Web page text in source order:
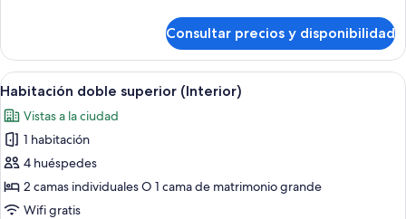
doble
(Interior)
Consultar precios y disponibilidad
Abrir
todas
las
fotos
de
Habitación
doble
Un dormitorio con una cama
7
Habitación doble superior (Interior)
Vistas a la ciudad
1 habitación
4 huéspedes
2 camas individuales O 1 cama de matrimonio grande
Wifi gratis